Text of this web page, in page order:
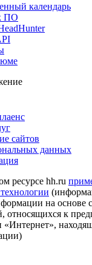
календарь
ПО
сайтов
данных
ресурсе hh.ru
на основе
относящихся к
«Интернет»,